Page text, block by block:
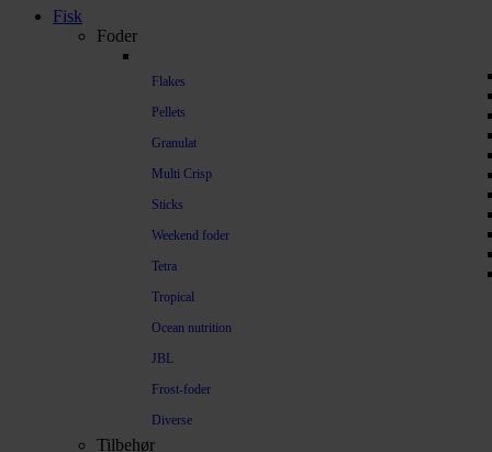
Fisk
Foder
Flakes
Pellets
Granulat
Multi Crisp
Sticks
Weekend foder
Tetra
Tropical
Ocean nutrition
JBL
Frost-foder
Diverse
Tilbehør